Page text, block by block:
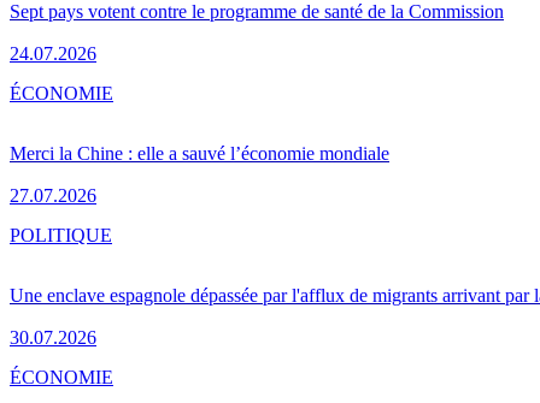
Sept pays votent contre le programme de santé de la Commission
24.07.2026
Merci la Chine : elle a sauvé l’économie mondiale
27.07.2026
ÉCONOMIE
Une enclave espagnole dépassée par l'afflux de migrants arrivant par
30.07.2026
POLITIQUE
ÉCONOMIE